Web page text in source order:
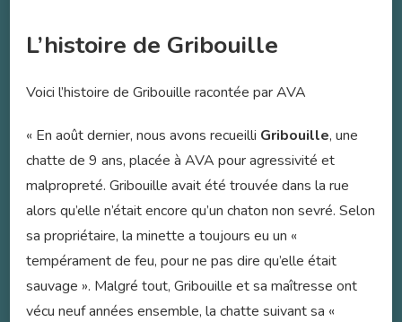
L’histoire de Gribouille
Voici l’histoire de Gribouille racontée par AVA
« En août dernier, nous avons recueilli Gribouille, une
chatte de 9 ans, placée à AVA pour agressivité et
malpropreté. Gribouille avait été trouvée dans la rue
alors qu’elle n’était encore qu’un chaton non sevré. Selon
sa propriétaire, la minette a toujours eu un «
tempérament de feu, pour ne pas dire qu’elle était
sauvage ». Malgré tout, Gribouille et sa maîtresse ont
vécu neuf années ensemble, la chatte suivant sa «